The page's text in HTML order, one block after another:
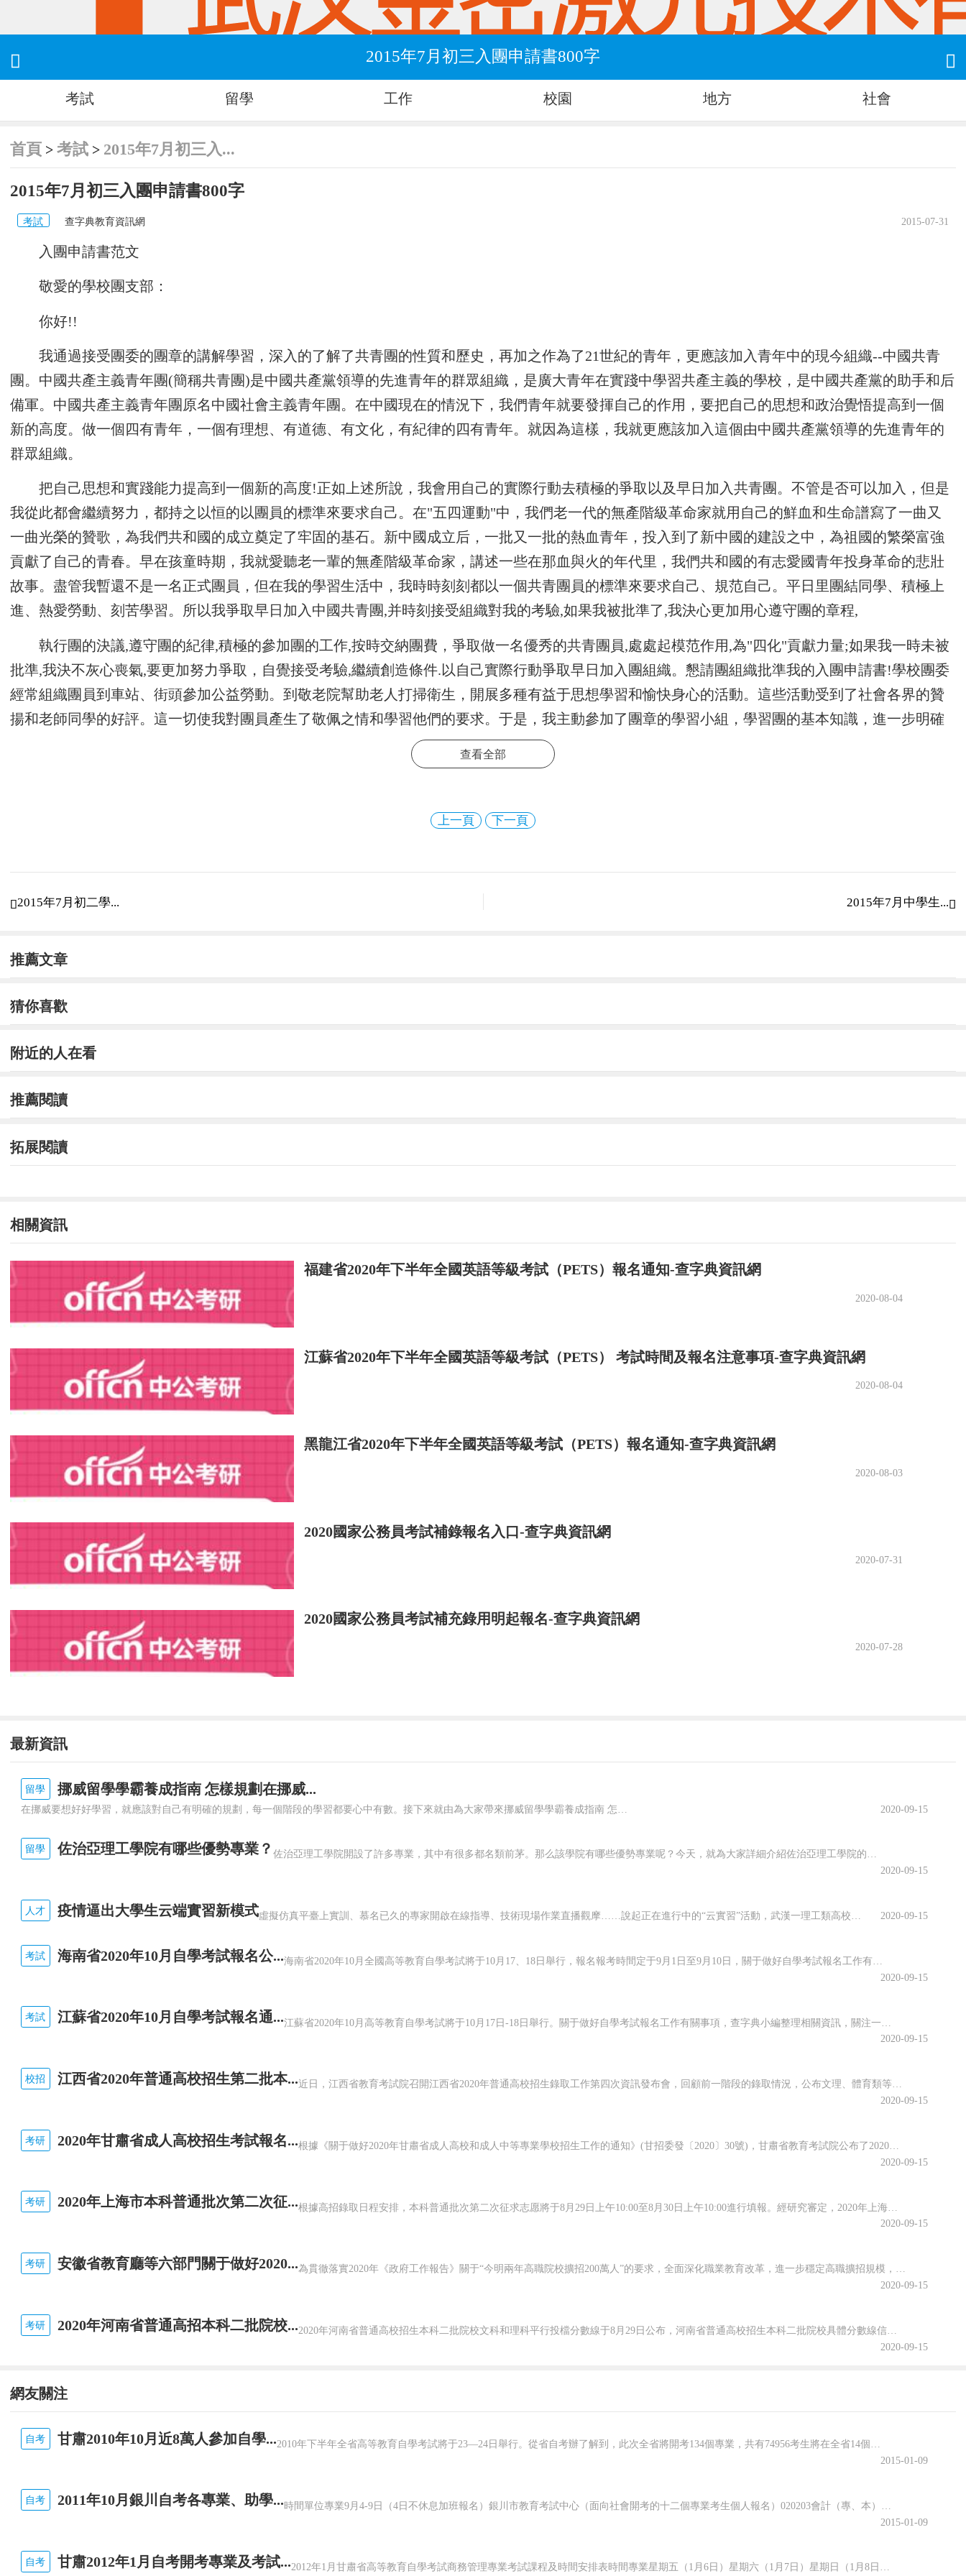
 2015年7月初三入團申請書800字 
考試 留學 工作 校園 地方 社會
首頁 >考試 > 2015年7月初三入...
2015年7月初三入團申請書800字
考試 查字典教育資訊網 2015-07-31
入團申請書范文
敬愛的學校團支部：
你好!!
我通過接受團委的團章的講解學習，深入的了解了共青團的性質和歷史，再加之作為了21世紀的青年，更應該加入青年中的現今組織--中國共青
團。中國共產主義青年團(簡稱共青團)是中國共產黨領導的先進青年的群眾組織，是廣大青年在實踐中學習共產主義的學校，是中國共產黨的助手和后
備軍。中國共產主義青年團原名中國社會主義青年團。在中國現在的情況下，我們青年就要發揮自己的作用，要把自己的思想和政治覺悟提高到一個
新的高度。做一個四有青年，一個有理想、有道德、有文化，有紀律的四有青年。就因為這樣，我就更應該加入這個由中國共產黨領導的先進青年的
群眾組織。
把自己思想和實踐能力提高到一個新的高度!正如上述所說，我會用自己的實際行動去積極的爭取以及早日加入共青團。不管是否可以加入，但是
我從此都會繼續努力，都持之以恒的以團員的標準來要求自己。在"五四運動"中，我們老一代的無產階級革命家就用自己的鮮血和生命譜寫了一曲又
一曲光榮的贊歌，為我們共和國的成立奠定了牢固的基石。新中國成立后，一批又一批的熱血青年，投入到了新中國的建設之中，為祖國的繁榮富強
貢獻了自己的青春。早在孩童時期，我就愛聽老一輩的無產階級革命家，講述一些在那血與火的年代里，我們共和國的有志愛國青年投身革命的悲壯
故事。盡管我暫還不是一名正式團員，但在我的學習生活中，我時時刻刻都以一個共青團員的標準來要求自己、規范自己。平日里團結同學、積極上
進、熱愛勞動、刻苦學習。所以我爭取早日加入中國共青團,并時刻接受組織對我的考驗,如果我被批準了,我決心更加用心遵守團的章程,
執行團的決議,遵守團的紀律,積極的參加團的工作,按時交納團費，爭取做一名優秀的共青團員,處處起模范作用,為"四化"貢獻力量;如果我一時未被
批準,我決不灰心喪氣,要更加努力爭取，自覺接受考驗,繼續創造條件.以自己實際行動爭取早日加入團組織。懇請團組織批準我的入團申請書!學校團委
經常組織團員到車站、街頭參加公益勞動。到敬老院幫助老人打掃衛生，開展多種有益于思想學習和愉快身心的活動。這些活動受到了社會各界的贊
揚和老師同學的好評。這一切使我對團員產生了敬佩之情和學習他們的要求。于是，我主動參加了團章的學習小組，學習團的基本知識，進一步明確
了共青團的性質和宗旨，我加入共青團的愿望更加強烈了。我認識到，共青團是一支先進青年的群眾組織，是
文明的社會主義現代化國家，為最終實現共產主義的社會制度而奮斗。不僅如此，共青團還團結帶領廣大青年在建設有中國特色社會主義的偉大實踐
給的任務，處處起模范作用。自覺遵守國家的法律和團的紀律，執行團的決議。如果我未能加入我也不用灰心，那就證明我還有不足的地方，希望團
中國共產主義青年團(簡稱共青團)是中國共產黨領導的先進青年的群眾組織，是廣大青年在實踐中學習共產主義的學校，是中國共產黨的助手和后
新的高度。做一個四有
青年，一個有理想、有道德、有文化，有紀律的四有青年。就因為這樣，我就更應該加入這個由中國共產黨領導的先進青年的群眾組織。把自己
思想和實踐能力提高到一個新的高度!中國共青團是中國共產黨的后備力量，是黨的有力助手，是少先隊員前進的一個新的臺階，所以加入中國共青團
是本人自加入少先隊后的一個奮斗目標。現我已經過了兩年的中學生活，在這段時間里，我認為對于我來說無論是在學習方面還是在思想方面都有了
識、追求學問、不斷提升自
體利益高于個人利益，個人利益服從集體利益，在個人利益與集體利益發生矛盾時，要犧牲個人利益去維護集體利益。
敬禮!
2015年7月29日
入團申請書范文
敬愛的團支部：
你好!!
文化、學習提高得更快，在各方面起積極作用，做同學的模范。
進入初中后，我思想上要求進步的愿望變得非常迫切。當我看到同學們佩戴閃閃發光的團徽，心理就羨慕不已。
我對團員產生了敬佩之情和向他們學習的要求，于是，我主動學習了團的基本知識，進一步明確了共青團的性質和宗旨，申請加入共青團的愿望也更
加強烈了。
我決心，加入共青團后，真正起到共青團員的先鋒模范作用，努力學習，積極幫助和團結同學、尊敬老師，關心班集體的各項工作，爭做班集體
作用，不辜負團組織和老師對自己的期望，做一個名副其實的共青團員。如果團組織暫時沒有批準我的申請，我也不灰心喪氣，將繼續努力，積極向
此致
申請人：
2015年7月29日
查看全部
上一頁 下一頁
2015年7月初二學... 
2015年7月中學生...
推薦文章
猜你喜歡
附近的人在看
推薦閱讀
拓展閱讀
相關資訊
福建省2020年下半年全國英語等級考試（PETS）報名通知-查字典資訊網
2020-08-04
江蘇省2020年下半年全國英語等級考試（PETS） 考試時間及報名注意事項-查字典資訊網
2020-08-04
黑龍江省2020年下半年全國英語等級考試（PETS）報名通知-查字典資訊網
2020-08-03
2020國家公務員考試補錄報名入口-查字典資訊網
2020-07-31
2020國家公務員考試補充錄用明起報名-查字典資訊網
2020-07-28
最新資訊
留學 挪威留學學霸養成指南 怎樣規劃在挪威...
2020-09-15
留學 佐治亞理工學院有哪些優勢專業？
佐治亞理工學院開設了許多專業，其中有很多都名類前茅。那么該學院有哪些優勢專業呢？今天，就為大家詳細介紹佐治亞理工學院的優勢專業，感興趣的小伙伴一起來看看吧！佐治亞理工學院優勢專業1.商學院優勢專業：生產管理專業佐治亞理工學院生產管理是為期兩年的碩士課程，將教學生如何運用可持續系統設計和持續改進等基本...
2020-09-15
人才 疫情逼出大學生云端實習新模式 2020-09-15
考試 海南省2020年10月自學考試報名公...
2020-09-15
考試 江蘇省2020年10月自學考試報名通...
2020-09-15
校招 江西省2020年普通高校招生第二批本...
近日，江西省教育考試院召開江西省2020年普通高校招生錄取工作第四次資訊發布會，回顧前一階段的錄取情況，公布文理、體育類等第二批本科批次和藝術類普通批本科的投檔情況。查字典小編整理相關資訊，關注一下~江西省2020年普通高校招生第二批本科批次(含藝術類普通批本科)投檔情況發布8月25日上午，省教育考...
2020-09-15
考研 2020年甘肅省成人高校招生考試報名...
根據《關于做好2020年甘肅省成人高校和成人中等專業學校招生工作的通知》(甘招委發〔2020〕30號)，甘肅省教育考試院公布了2020年成人高校招生考試報名時間，詳細成人高考網上報名工作安排通知，跟隨查字典小編一起關注一下~2020年甘肅省成人高校招生考試報名時間確定根據《關于做好2020年甘肅省成...
2020-09-15
考研 2020年上海市本科普通批次第二次征...
根據高招錄取日程安排，本科普通批次第二次征求志愿將于8月29日上午10:00至8月30日上午10:00進行填報。經研究審定，2020年上海市普通高校招生本科普通批次第二次征求志愿降分控制線為385分。查字典小編整理相關資訊，關注一下~本科普通批次第二次征求志愿填報即將開始根據高招錄取日程安排，本科普...
2020-09-15
考研 安徽省教育廳等六部門關于做好2020...
為貫徹落實2020年《政府工作報告》關于“今明兩年高職院校擴招200萬人”的要求，全面深化職業教育改革，進一步穩定高職擴招規模，確保高質量完成2020年高職擴招專項工作，安徽省教育廳公布關于做好2020年高職院校擴招專項工作的通知。跟隨查字典小編一起關注一下吧~安徽省教育廳等六部門關于做好2020年...
2020-09-15
考研 2020年河南省普通高招本科二批院校...
2020年河南省普通高校招生本科二批院校文科和理科平行投檔分數線于8月29日公布，河南省普通高校招生本科二批院校具體分數線信息，跟隨查字典小編一起關注一下吧~2020年河南省普通高招本科二批院校平行投檔分數線2020年河南省普通高校招生本科二批院校平行投檔分數線(文科)2020年河南省普通高校招生本...
2020-09-15
網友關注
自考 甘肅2010年10月近8萬人參加自學...
2015-01-09
自考 2011年10月銀川自考各專業、助學...
2015-01-09
自考 甘肅2012年1月自考開考專業及考試... 2012年1月甘肅省高等教育自學考試商務管理專業考試課程及時間安排表時間專業星期五（1月6日）星期六（1月7日）星期日（1月8日）上午下午上午下午上午下午（9:00—11:45）(14:30—17:15)（9:00—11:45）(14:30—17:15)（9:00—11:45）(14:30—17:15)(020214)商務管理(專科)(00800)經濟學(00801)會計學(00803)財務管理(